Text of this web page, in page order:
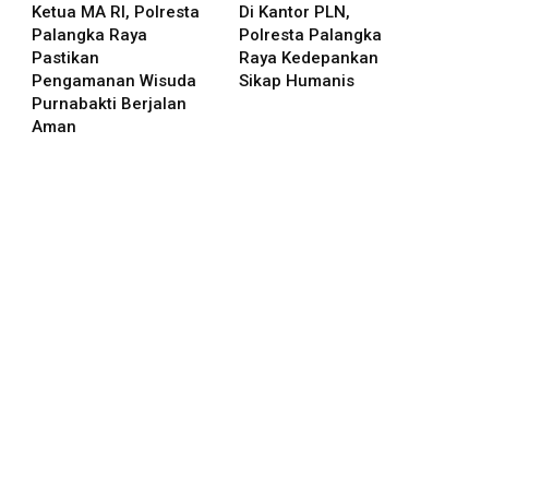
Ketua MA RI, Polresta
Palangka Raya
Pastikan
Pengamanan Wisuda
Purnabakti Berjalan
Aman
Di Kantor PLN,
Polresta Palangka
Raya Kedepankan
Sikap Humanis